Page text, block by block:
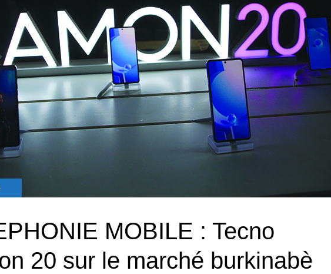
MOBILE : Tecno
20 sur le marché burkinabè